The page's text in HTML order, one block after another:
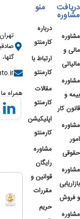
دریافت
مشاوره
مشاوره
مالی و
مالیاتی
مشاوره
بیمه و
قانون کار
مشاوره
امور
حقوقی
مشاوره
بازاریابی
و فروش
مشاوره
منو
درباره
کارمنتو
ارتباط با
کارمنتو
مقالات
کارمنتو
اپلیکیشن
کارمنتو
مشاوره
رایگان
قوانین و
مقررات
حریم
گلها، پلاک ۳،
همراه